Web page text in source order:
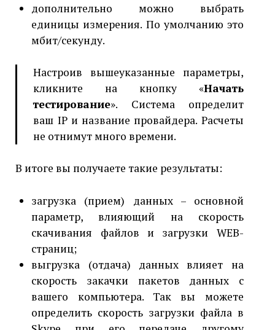
дополнительно можно выбрать
единицы измерения. По умолчанию это
мбит/секунду.
Настроив вышеуказанные параметры,
кликните на кнопку «Начать
тестирование». Система определит
ваш IP и название провайдера. Расчеты
не отнимут много времени.
В итоге вы получаете такие результаты:
загрузка (прием) данных – основной
параметр, влияющий на скорость
скачивания файлов и загрузки WEB-
страниц;
выгрузка (отдача) данных влияет на
скорость закачки пакетов данных с
вашего компьютера. Так вы можете
определить скорость загрузки файла в